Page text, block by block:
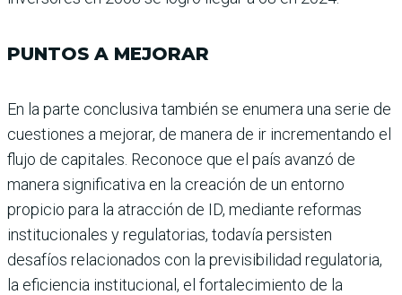
PUNTOS A MEJORAR
En la parte conclusiva tam­bién se enumera una serie de
cuestiones a mejorar, de manera de ir incrementando el
flujo de capitales. Reconoce que el país avanzó de
manera significativa en la creación de un entorno
propicio para la atracción de ID, mediante reformas
institucionales y regulatorias, todavía per­sisten
desafíos relacionados con la previsibilidad regula­toria,
la eficiencia institucio­nal, el fortalecimiento de la